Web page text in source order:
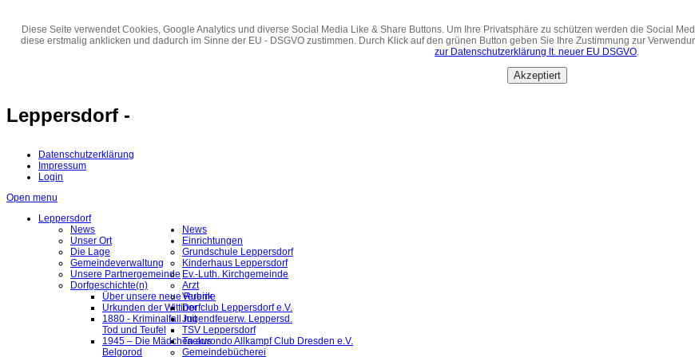
Diese Seite verwendet Cookies, Google Analytics und diverse Social Media Like & Share Buttons. Um Ihre Privatsphäre zu schützen werden die Social
diese erstmalig anklicken und dadurch im Sinne der EU - DSGVO zustimmen. Durch Klick auf den grünen Button geben Sie Ihre Zustimmung zur
zur Datenschutzerklärung lt. neuer EU DSGVO.
Akzeptiert
Leppersdorf -
Datenschutzerklärung
Impressum
Login
Open menu
Leppersdorf
News
Unser Ort
Die Lage
Gemeindeverwaltung
Unsere Partnergemeinde
Dorfgeschichte(n)
Über unsere neue Rubrik
Urkunden der Wittiner
1880 - Kriminalfall mit
Tod und Teufel
1945 – Die Mädchen aus
Belgorod
News
Einrichtungen
Grundschule Leppersdorf
Kinderhaus Leppersdorf
Ev.-Luth. Kirchgemeinde
Arzt
Vereine
Dorfclub Leppersdorf e.V.
Jugendfeuerw. Leppersd.
TSV Leppersdorf
Taekwondo Allkampf Club Dresden e.V.
Gemeindebücherei